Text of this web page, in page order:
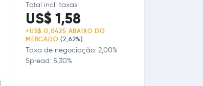
Total incl. taxas
US$ 1,58
+US$ 0,0425 ABAIXO DO
MERCADO (2,62%)
Taxa de negociação: 2,00%
Spread: 5,30%